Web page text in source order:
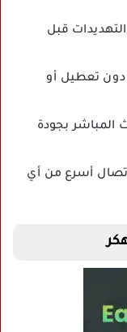
قبل
دون تعطيل أو
المباشر بجودة
أسرع من أي